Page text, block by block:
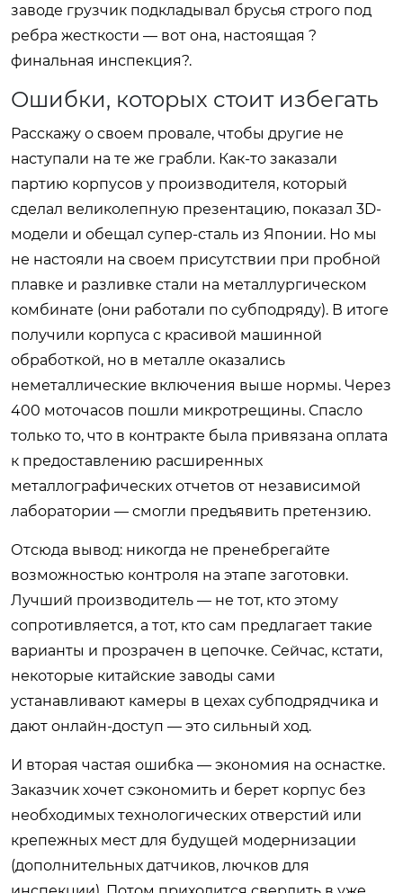
заводе грузчик подкладывал брусья строго под
ребра жесткости — вот она, настоящая ?
финальная инспекция?.
Ошибки, которых стоит избегать
Расскажу о своем провале, чтобы другие не
наступали на те же грабли. Как-то заказали
партию корпусов у производителя, который
сделал великолепную презентацию, показал 3D-
модели и обещал супер-сталь из Японии. Но мы
не настояли на своем присутствии при пробной
плавке и разливке стали на металлургическом
комбинате (они работали по субподряду). В итоге
получили корпуса с красивой машинной
обработкой, но в металле оказались
неметаллические включения выше нормы. Через
400 моточасов пошли микротрещины. Спасло
только то, что в контракте была привязана оплата
к предоставлению расширенных
металлографических отчетов от независимой
лаборатории — смогли предъявить претензию.
Отсюда вывод: никогда не пренебрегайте
возможностью контроля на этапе заготовки.
Лучший производитель — не тот, кто этому
сопротивляется, а тот, кто сам предлагает такие
варианты и прозрачен в цепочке. Сейчас, кстати,
некоторые китайские заводы сами
устанавливают камеры в цехах субподрядчика и
дают онлайн-доступ — это сильный ход.
И вторая частая ошибка — экономия на оснастке.
Заказчик хочет сэкономить и берет корпус без
необходимых технологических отверстий или
крепежных мест для будущей модернизации
(дополнительных датчиков, лючков для